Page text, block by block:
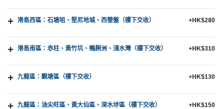
港島西區：石塘咀、堅尼地城、西營盤（樓下交收） +HK$280
港島南區：赤柱、黃竹坑、鴨脷洲、淺水灣（樓下交收） +HK$310
九龍區：觀塘區（樓下交收） +HK$130
九龍區：油尖旺區、黃大仙區、深水埗區（樓下交收） +HK$150